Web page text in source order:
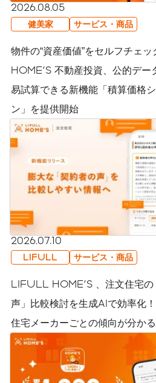
2026.08.05
健美家 サービス・商品
物件の“資産価値”をセルフチェ
HOME'S 不動産投資、公的デー
易試算できる新機能「積算価格
ン」を提供開始
2026.07.10
LIFULL サービス・商品
LIFULL HOME'S 、注文住宅の
声」比較検討を生成AIで効率化
住宅メーカーごとの傾向が分か